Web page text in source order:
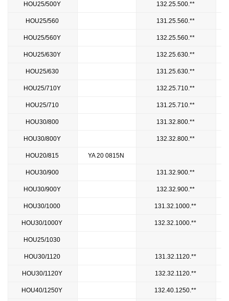
HOU25/500Y 132.25.500.**
HOU25/560 131.25.560.**
HOU25/560Y 132.25.560.**
HOU25/630Y 132.25.630.**
HOU25/630 131.25.630.**
HOU25/710Y 132.25.710.**
HOU25/710 131.25.710.**
HOU30/800 131.32.800.**
HOU30/800Y 132.32.800.**
HOU20/815 YA 20 0815N
HOU30/900 131.32.900.**
HOU30/900Y 132.32.900.**
HOU30/1000 131.32.1000.**
HOU30/1000Y 132.32.1000.**
HOU25/1030
HOU30/1120 131.32.1120.**
HOU30/1120Y 132.32.1120.**
HOU40/1250Y 132.40.1250.**